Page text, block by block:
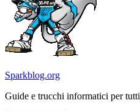
Sparkblog.org
Guide e trucchi informatici per tutti